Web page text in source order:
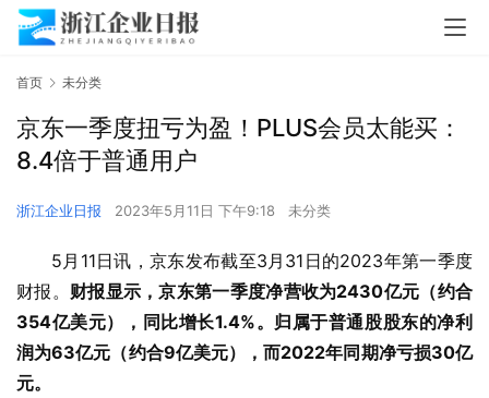
首页 未分类
京东一季度扭亏为盈！PLUS会员太能买：
8.4倍于普通用户
浙江企业日报 2023年5月11日 下午9:18 未分类
5月11日讯，京东发布截至3月31日的2023年第一季度
财报。 财报显示，京东第一季度净营收为2430亿元（约合
354亿美元），同比增长1.4%。归属于普通股股东的净利
润为63亿元（约合9亿美元），而2022年同期净亏损30亿
元。